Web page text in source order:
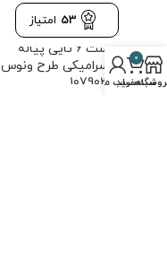
53 امتیاز
ست 6 تایی پیاله
سرامیکی طرح
107903
0
سبد خرید
حساب من